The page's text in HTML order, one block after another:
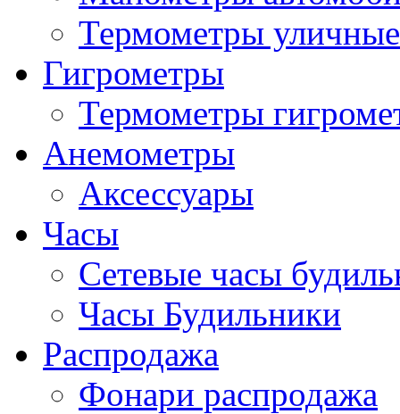
Термометры уличные
Гигрометры
Термометры
Анемометры
Аксессуары
Часы
Сетевые часы
Часы Будильники
Распродажа
Фонари распродажа